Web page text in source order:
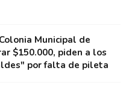
Municipal de
$150.000, piden a los
por falta de pileta